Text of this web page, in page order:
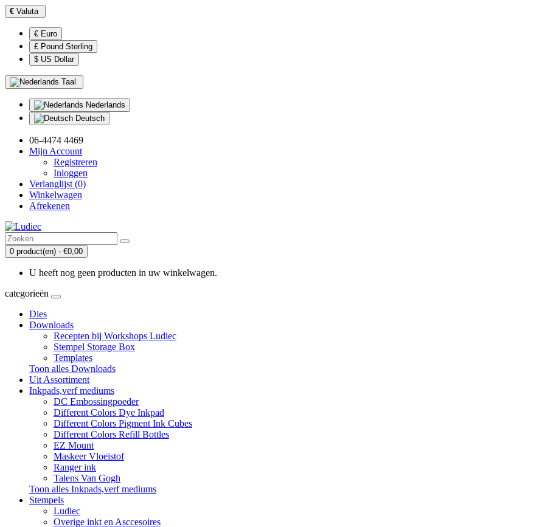
€ Valuta
€ Euro
£ Pound Sterling
$ US Dollar
Taal
Nederlands
Deutsch
06-4474 4469
Mijn Account
Registreren
Inloggen
Verlanglijst (0)
Winkelwagen
Afrekenen
0 product(en) - €0,00
U heeft nog geen producten in uw winkelwagen.
categorieën
Dies
Downloads
Recepten bij Workshops Ludiec
Stempel Storage Box
Templates
Toon alles Downloads
Uit Assortiment
Inkpads,verf mediums
DC Embossingpoeder
Different Colors Dye Inkpad
Different Colors Pigment Ink Cubes
Different Colors Refill Bottles
EZ Mount
Maskeer Vloeistof
Ranger ink
Talens Van Gogh
Toon alles Inkpads,verf mediums
Stempels
Ludiec
Overige inkt en Asccesoires